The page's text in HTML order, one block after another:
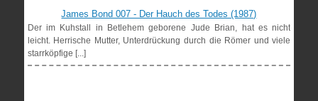
James Bond 007 - Der Hauch des Todes (1987)
Der im Kuhstall in Betlehem geborene Jude Brian, hat es nicht
leicht. Herrische Mutter, Unterdrückung durch die Römer und viele
starrköpfige [...]